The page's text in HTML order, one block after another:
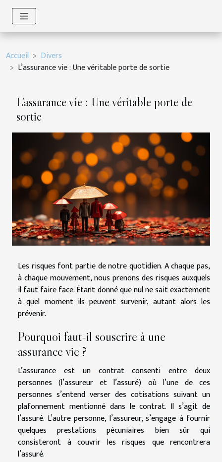
Accueil
Divers
L’assurance vie : Une véritable porte de sortie
L’assurance vie : Une véritable porte de
sortie
Les risques font partie de notre quotidien. A chaque pas,
à chaque mouvement, nous prenons des risques auxquels
il faut faire face. Étant donné que nul ne sait exactement
à quel moment ils peuvent survenir, autant alors les
prévenir.
Pourquoi faut-il souscrire à une
assurance vie ?
L’assurance est un contrat consenti entre deux
personnes (l’assureur et l’assuré) où l’une de ces
personnes s’entend verser des cotisations suivant un
plafonnement mentionné dans le contrat. Il s’agit de
l’assuré. L’autre personne, l’assureur, s’engage à fournir
quelques prestations pécuniaires bien sûr qui
consisteront à couvrir les risques que rencontrera
l’assuré.